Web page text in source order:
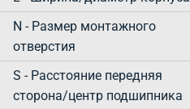
N - Размер монтажного
отверстия
S - Расстояние передняя
сторона/центр подшипника